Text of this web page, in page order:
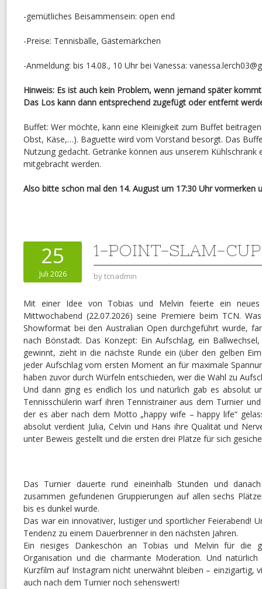
-gemütliches Beisammensein: open end
-Preise: Tennisbälle, Gästemärkchen
-Anmeldung: bis 14.08., 10 Uhr bei Vanessa:
Hinweis: Es ist auch kein Problem, wenn jemand später
Das Los kann dann entsprechend zugefügt oder entfernt
Buffet: Wer möchte, kann eine Kleinigkeit zum Buffet
Obst, Käse,…). Baguette wird vom Vorstand besorgt. Das
Nutzung gedacht. Getränke können aus unserem
mitgebracht werden.
Also bitte schon mal den 14. August um 17:30 Uhr vormerken
25
Juli 2026
1-POINT-SLAM-CUP
bytcnadmin
Mit einer Idee von Tobias und Melvin feierte ein
Mittwochabend (22.07.2026) seine Premiere beim TCN.
Showformat bei den Australian Open durchgeführt wurde,
nach Bönstadt. Das Konzept: Ein Aufschlag, ein
gewinnt, zieht in die nächste Runde ein (über den gelben
jeder Aufschlag vom ersten Moment an für maximale
haben zuvor durch Würfeln entschieden, wer die Wahl zu
Und dann ging es endlich los und natürlich gab es absolut
Tennisschülerin warf ihren Tennistrainer aus dem Turnier
der es aber nach dem Motto „happy wife – happy life“
absolut verdient Julia, Celvin und Hans ihre Qualität und
unter Beweis gestellt und die ersten drei Plätze für sich
Das Turnier dauerte rund eineinhalb Stunden und
zusammen gefundenen Gruppierungen auf allen sechs
bis es dunkel wurde.
Das war ein innovativer, lustiger und sportlicher Feierabend!
Tendenz zu einem Dauerbrenner in den nächsten Jahren.
Ein riesiges Dankeschön an Tobias und Melvin für die
Organisation und die charmante Moderation. Und natürlich
Kurzfilm auf Instagram nicht unerwähnt bleiben – einzigartig,
auch nach dem Turnier noch sehenswert!